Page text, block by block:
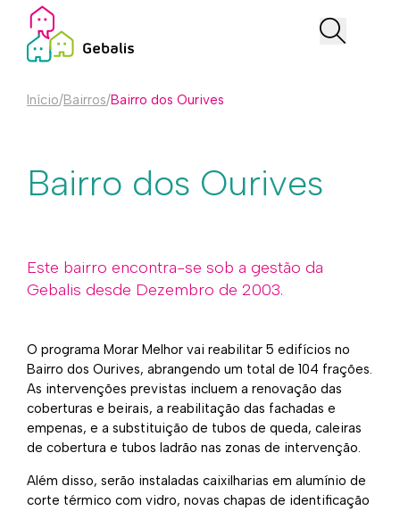
Início/Bairros/Bairro dos Ourives
Bairro dos Ourives
Este bairro encontra-se sob a gestão da
Gebalis desde Dezembro de 2003.
O programa Morar Melhor vai reabilitar 5 edifícios no
Bairro dos Ourives, abrangendo um total de 104 frações.
As intervenções previstas incluem a renovação das
coberturas e beirais, a reabilitação das fachadas e
empenas, e a substituição de tubos de queda, caleiras
de cobertura e tubos ladrão nas zonas de intervenção.
Além disso, serão instaladas caixilharias em alumínio de
corte térmico com vidro, novas chapas de identificação